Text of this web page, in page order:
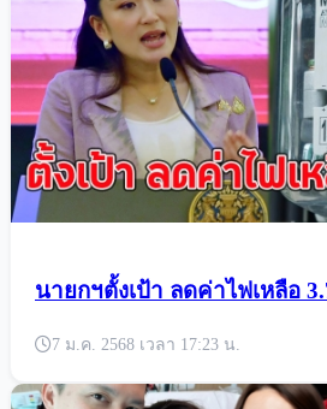
นายกฯตั้งเป้า ลดค่าไฟเหลือ
7 ม.ค. 2568 เวลา 17:23 น.